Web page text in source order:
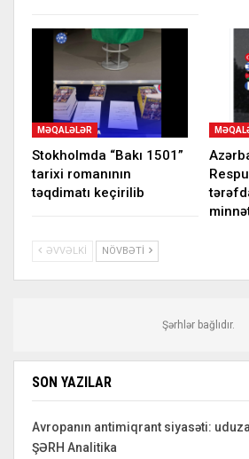
MƏQALƏLƏR
Stokholmda “Bakı 1501”
tarixi romanının
təqdimatı keçirilib
ƏVVƏLKI NÖVBƏTI
Şərhlər bağlıdır.
SON YAZILAR
Avropanın antimiqrant siyasəti:
ŞƏRH Analitika